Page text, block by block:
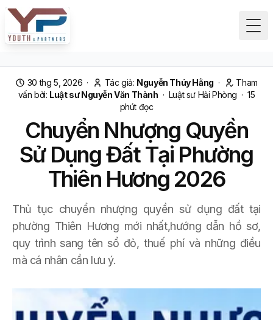
30 thg 5, 2026 · Tác giả: Nguyễn Thúy Hằng ·
Tham
vấn bởi: Luật sư Nguyễn Văn Thành · Luật sư Hải Phòng · 15
phút đọc
Chuyển Nhượng Quyền
Sử Dụng Đất Tại Phường
Thiên Hương 2026
Thủ tục chuyển nhượng quyền sử dụng đất tại
phường Thiên Hương mới nhất,hướng dẫn hồ sơ,
quy trình sang tên sổ đỏ, thuế phí và những điều
mà cá nhân cần lưu ý.